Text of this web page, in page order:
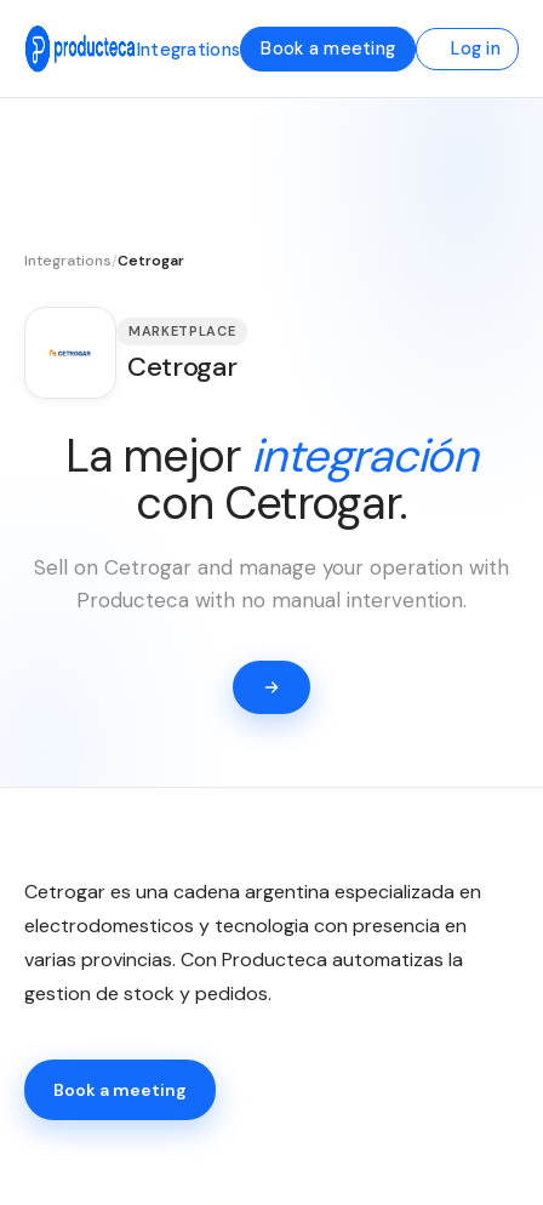
Integrations Book a meeting Log in
Integrations/Cetrogar
MARKETPLACE
Cetrogar
La mejor integración
con Cetrogar.
Sell on Cetrogar and manage your operation with
Producteca with no manual intervention.
Cetrogar es una cadena argentina especializada en
electrodomesticos y tecnologia con presencia en
varias provincias. Con Producteca automatizas la
gestion de stock y pedidos.
Book a meeting